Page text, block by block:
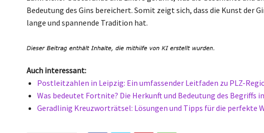
Bedeutung des Gins bereichert. Somit zeigt sich, dass die Kunst der
lange und spannende Tradition hat.
Auch interessant:
Postleitzahlen in Leipzig: Ein umfassender Leitfaden zu PLZ-
Was bedeutet Fortnite? Die Herkunft und Bedeutung des Begriffs
Geradlinig Kreuzworträtsel: Lösungen und Tipps für die perfekte